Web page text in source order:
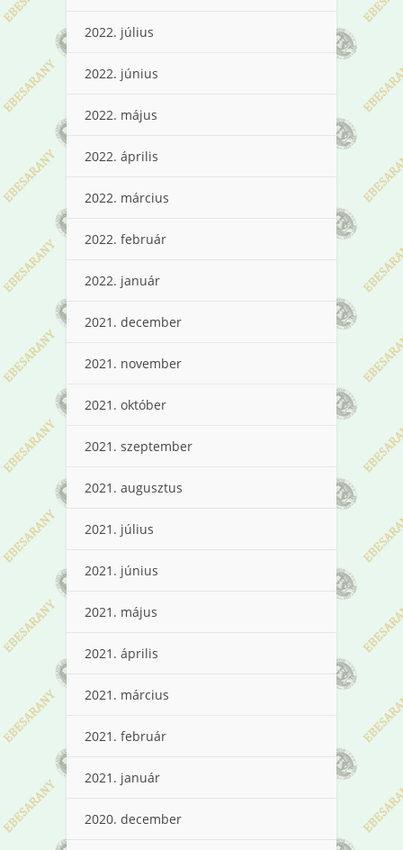
2022. július
2022. június
2022. május
2022. április
2022. március
2022. február
2022. január
2021. december
2021. november
2021. október
2021. szeptember
2021. augusztus
2021. július
2021. június
2021. május
2021. április
2021. március
2021. február
2021. január
2020. december